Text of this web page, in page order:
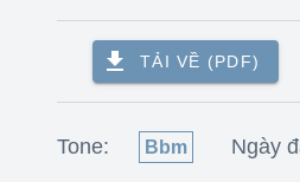
TẢI VỀ (PDF)
Tone: Bbm Ngày